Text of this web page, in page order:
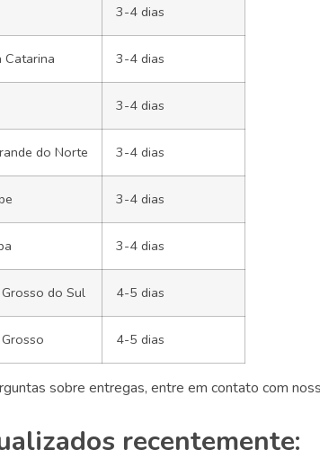
3-4 dias
Catarina 3-4 dias
3-4 dias
do Norte 3-4 dias
3-4 dias
3-4 dias
do Sul 4-5 dias
4-5 dias
sobre entregas, entre em contato com
recentemente: